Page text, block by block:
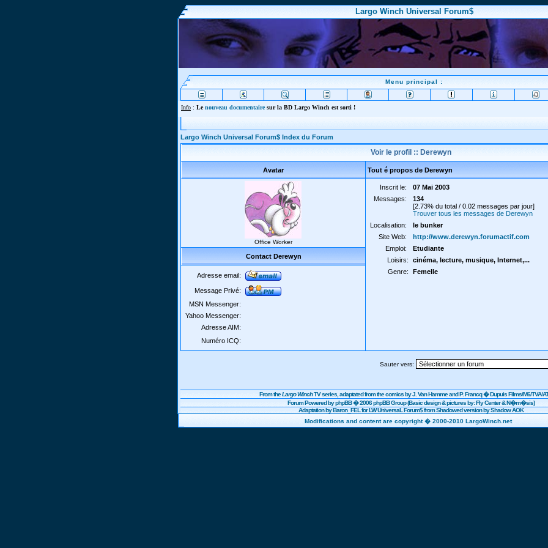
Largo Winch Universal Forum$
Menu principal :
Info : Lenouveau documentairesur la BD Largo Winch est sorti !
Largo Winch Universal Forum$ Index du Forum
Voir le profil :: Derewyn
Avatar Tout é propos de Derewyn
Office Worker
Inscrit le:
07 Mai 2003
Messages:
134
[2.73% du total / 0.02 messages par jour]
Trouver tous les messages de Derewyn
Localisation:
le bunker
Site Web:
http://www.derewyn.forumactif.com
Emploi:
Etudiante
Loisirs:
cinéma, lecture, musique, Internet,...
Genre:
Femelle
Contact Derewyn
Adresse email:
Message Privé:
MSN Messenger:
Yahoo Messenger:
Adresse AIM:
Numéro ICQ:
Sauter vers:
From theLargo WinchTV series, adaptated from the comics by J. Van Hamme and P. Francq �DupuisFilms/M6/TVA/
Forum Powered byphpBB� 2006 phpBB Group (Basic design & pictures by: Fly Center & N�m�sis)
Adaptation by Baron_FEL for LW UniversaL Forum$ from Shadowed version by Shadow AOK
Modifications and content are copyright � 2000-2010 LargoWinch.net